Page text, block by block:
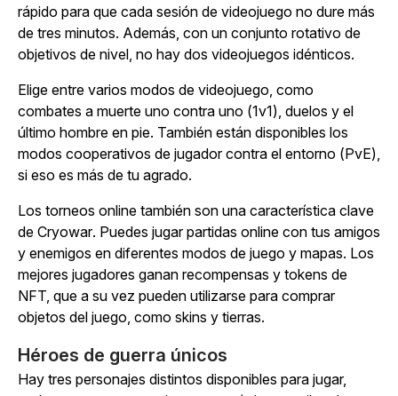
rápido para que cada sesión de videojuego no dure más
de tres minutos. Además, con un conjunto rotativo de
objetivos de nivel, no hay dos videojuegos idénticos.
Elige entre varios modos de videojuego, como
combates a muerte uno contra uno (1v1), duelos y el
último hombre en pie. También están disponibles los
modos cooperativos de jugador contra el entorno (PvE),
si eso es más de tu agrado.
Los torneos online también son una característica clave
de Cryowar. Puedes jugar partidas online con tus amigos
y enemigos en diferentes modos de juego y mapas. Los
mejores jugadores ganan recompensas y tokens de
NFT, que a su vez pueden utilizarse para comprar
objetos del juego, como skins y tierras.
Héroes de guerra únicos
Hay tres personajes distintos disponibles para jugar,